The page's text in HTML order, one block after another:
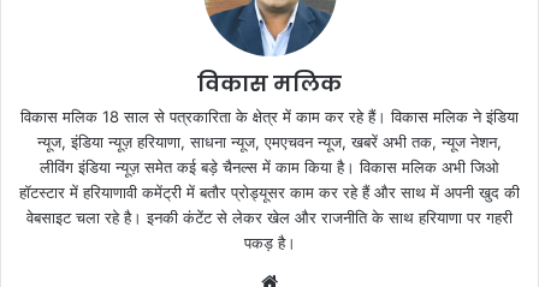
विकास मलिक
विकास मलिक 18 साल से पत्रकारिता के क्षेत्र में काम कर रहे हैं। विकास मलिक ने इंडिया
न्यूज, इंडिया न्यूज़ हरियाणा, साधना न्यूज, एमएचवन न्यूज, खबरें अभी तक, न्यूज नेशन,
लीविंग इंडिया न्यूज़ समेत कई बड़े चैनल्स में काम किया है। विकास मलिक अभी जिओ
हॉटस्टार में हरियाणावी कमेंट्री में बतौर प्रोड्यूसर काम कर रहे हैं और साथ में अपनी खुद की
वेबसाइट चला रहे है। इनकी कंटेंट से लेकर खेल और राजनीति के साथ हरियाणा पर गहरी
पकड़ है।